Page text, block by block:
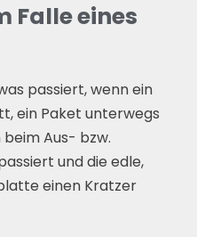
Falle eines
passiert, wenn ein
ein Paket unterwegs
Aus- bzw.
und die edle,
einen Kratzer